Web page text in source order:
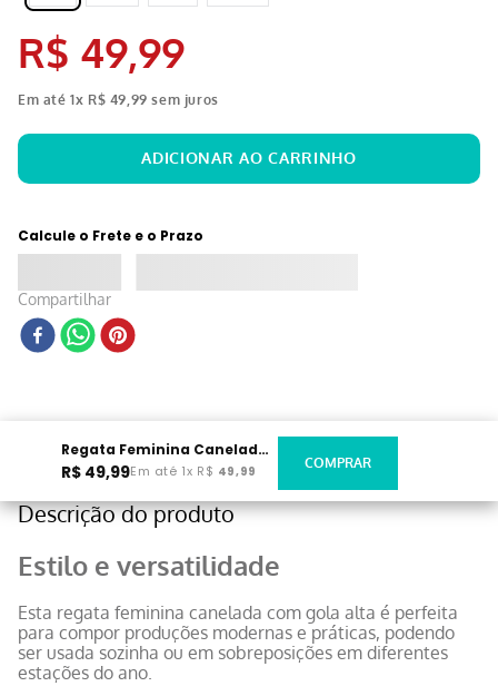
R$ 49,99
Em até1x R$ 49 99 sem juros
Calcule o Frete e o Prazo
Compartilhar
Regata Feminina Canelada Gola Alta Bege
R$ 49,99Em até 1x R$ 49,99
Descrição do produto
Estilo e versatilidade
Esta regata feminina canelada com gola alta é perfeita
para compor produções modernas e práticas, podendo
ser usada sozinha ou em sobreposições em diferentes
estações do ano.